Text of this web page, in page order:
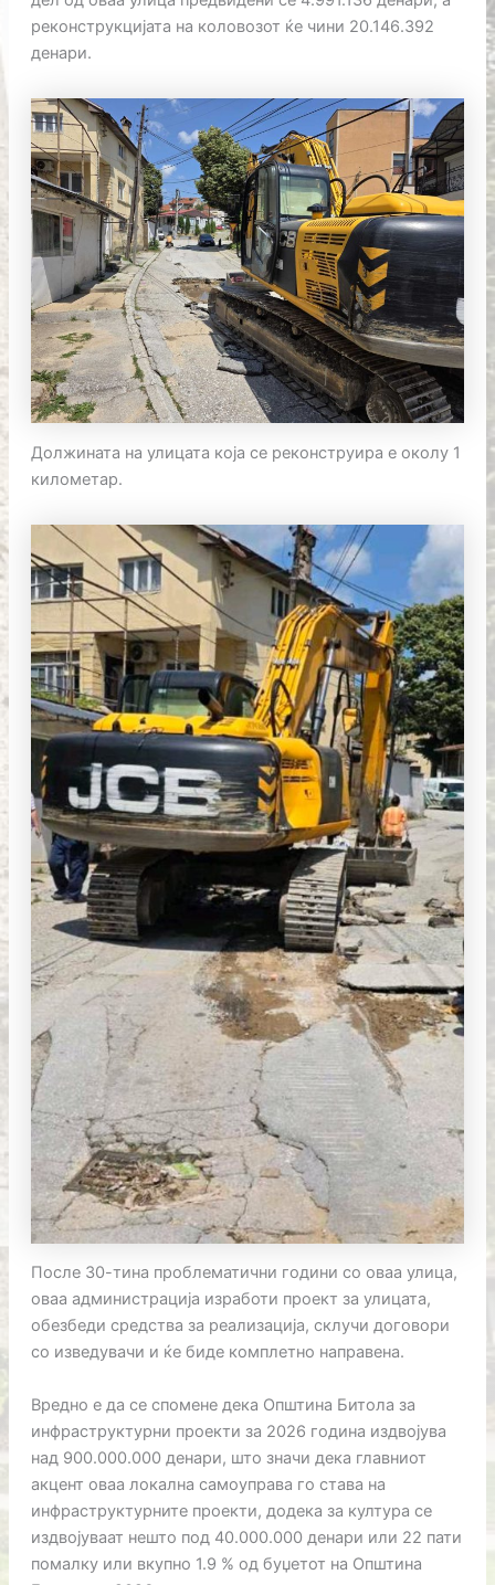
реконструкцијата на коловозот ќе чини 20.146.392
денари.
Должината на улицата која се реконструира е околу 1
километар.
После 30-тина проблематични години со оваа улица,
оваа администрација изработи проект за улицата,
обезбеди средства за реализација, склучи договори
со изведувачи и ќе биде комплетно направена.
Вредно е да се спомене дека Општина Битола за
инфраструктурни проекти за 2026 година издвојува
над 900.000.000 денари, што значи дека главниот
акцент оваа локална самоуправа го става на
инфраструктурните проекти, додека за култура се
издвојуваат нешто под 40.000.000 денари или 22 пати
помалку или вкупно 1.9 % од буџетот на Општина